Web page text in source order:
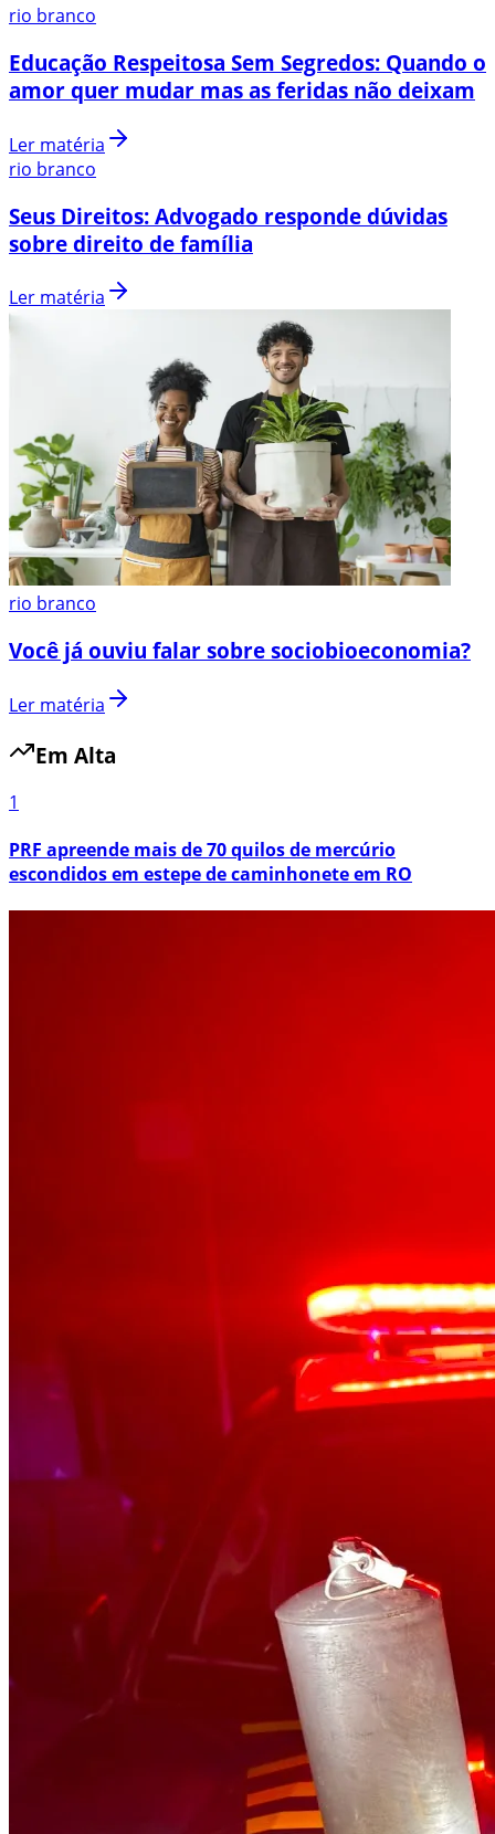
rio branco
Educação Respeitosa Sem Segredos: Quando o
amor quer mudar mas as feridas não deixam
Ler matéria
rio branco
Seus Direitos: Advogado responde dúvidas
sobre direito de família
Ler matéria
rio branco
Você já ouviu falar sobre sociobioeconomia?
Ler matéria
Em Alta
1
PRF apreende mais de 70 quilos de mercúrio
escondidos em estepe de caminhonete em RO